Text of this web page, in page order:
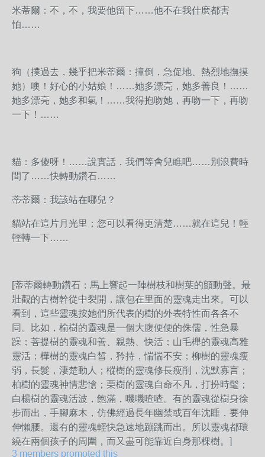
米蒂爾：不，不，我要他留下……他不在我什麽都害
怕……
狗（撲過去，幾乎把米蒂爾：撞倒，急促地、熱烈地撫摸
她）噢！好心的小姑娘！……她多漂亮，她多善良！……
她多漂亮，她多和氣！……我得抱吻她，再吻一下，再吻
一下！……
貓：多傻呀！……說實話，我們等會兒瞧吧……別浪費時
間了……快轉動鑽石……
蒂蒂爾：我該站在哪兒？
貓站在這片月光里；您可以看得更清楚……就在這兒！輕
輕轉一下……
[蒂蒂爾轉動鑽石；馬上響起一陣樹枝和樹葉的顫動聲。最
壯觀的古樹幹從中裂開，讓包在里面的靈魂走出來。可以
看到，這些靈魂按她們所代表的樹的外表特性而各各不
同。比如，榆樹的靈魂是一個大腹便便的侏儒，性急暴
躁；菩提樹的靈魂和善、親熱、快活；山毛櫸的靈魂高雅
靈活；樺樹的靈魂白皙，矜持，惴惴不安；柳樹的靈魂瘦
弱，長髮，淒楚動人；樅樹的靈魂修長瘦削，沈默寡言；
柏樹的靈魂神情悲愴；栗樹的靈魂自命不凡，打扮時髦；
白楊樹的靈魂活波，飽滿，嘰嘰喳喳。有的靈魂從樹身徐
步而出，手腳麻木，仿佛經過長年幽禁或百年沈睡，要伸
伸懶腰。還有的靈魂輕快急速地蹦跳而出。所以靈魂都環
繞在兩個孩子的周圍，而又盡可能靠近自身那棵樹。]
3 members promoted this